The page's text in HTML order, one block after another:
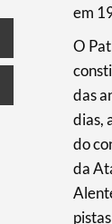
em
O
das
dias,
do
da